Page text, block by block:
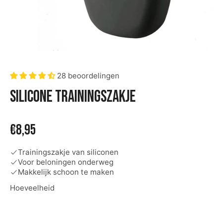
28 beoordelingen
Silicone trainingszakje
€8,95
Trainingszakje van siliconen
Voor beloningen onderweg
Makkelijk schoon te maken
Hoeveelheid